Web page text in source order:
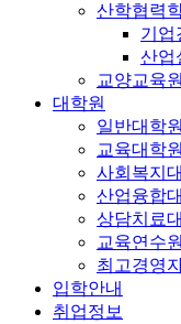
산학협력
기업
산업
교양교육원
대학원
일반대학원
교육대학원
사회복지
산업융합
상담치료
교육연수원
최고경영
입학안내
취업정보